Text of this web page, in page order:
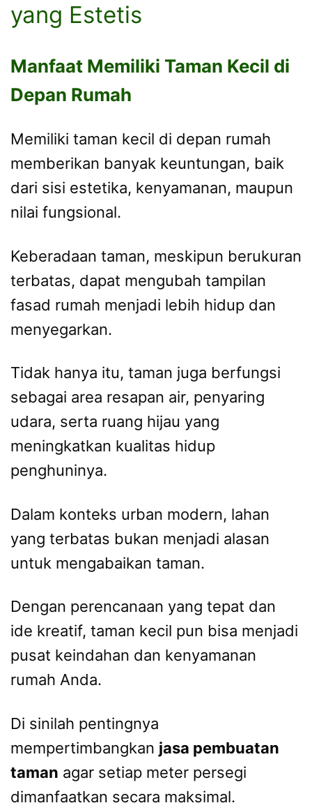
yang Estetis
Manfaat Memiliki Taman Kecil di
Depan Rumah
Memiliki taman kecil di depan rumah
memberikan banyak keuntungan, baik
dari sisi estetika, kenyamanan, maupun
nilai fungsional.
Keberadaan taman, meskipun berukuran
terbatas, dapat mengubah tampilan
fasad rumah menjadi lebih hidup dan
menyegarkan.
Tidak hanya itu, taman juga berfungsi
sebagai area resapan air, penyaring
udara, serta ruang hijau yang
meningkatkan kualitas hidup
penghuninya.
Dalam konteks urban modern, lahan
yang terbatas bukan menjadi alasan
untuk mengabaikan taman.
Dengan perencanaan yang tepat dan
ide kreatif, taman kecil pun bisa menjadi
pusat keindahan dan kenyamanan
rumah Anda.
Di sinilah pentingnya
mempertimbangkan jasa pembuatan
taman agar setiap meter persegi
dimanfaatkan secara maksimal.